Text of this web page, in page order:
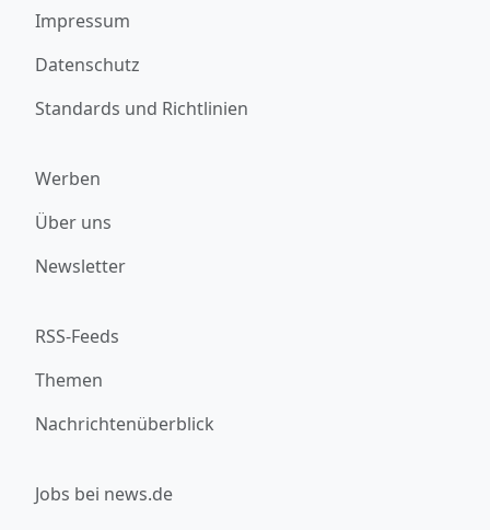
Impressum
Datenschutz
Standards und Richtlinien
Werben
Über uns
Newsletter
RSS-Feeds
Themen
Nachrichtenüberblick
Jobs bei news.de